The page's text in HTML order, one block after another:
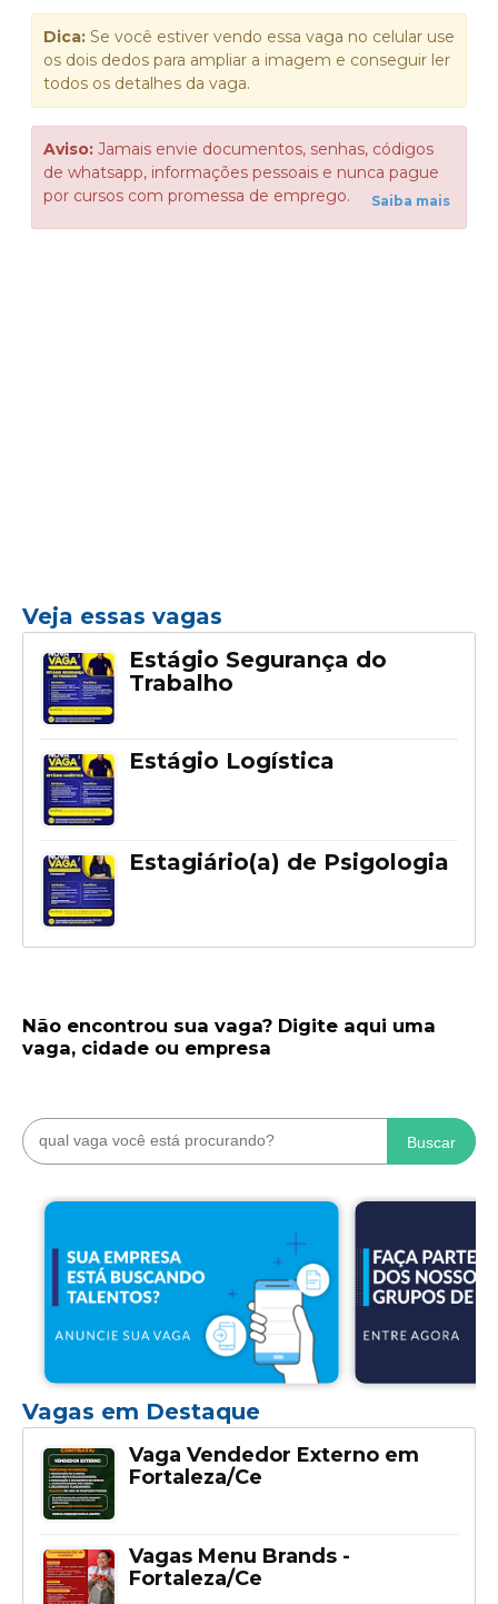
Dica: Se você estiver vendo essa vaga no celular use
os dois dedos para ampliar a imagem e conseguir ler
todos os detalhes da vaga.
Aviso: Jamais envie documentos, senhas, códigos
de whatsapp, informações pessoais e nunca pague
por cursos com promessa de emprego.
Saiba mais
Veja essas vagas
Estágio Segurança do
Trabalho
Estágio Logística
Estagiário(a) de Psigologia
Não encontrou sua vaga? Digite aqui uma
vaga, cidade ou empresa
Buscar
Vagas em Destaque
Vaga Vendedor Externo em
Fortaleza/Ce
Vagas Menu Brands -
Fortaleza/Ce